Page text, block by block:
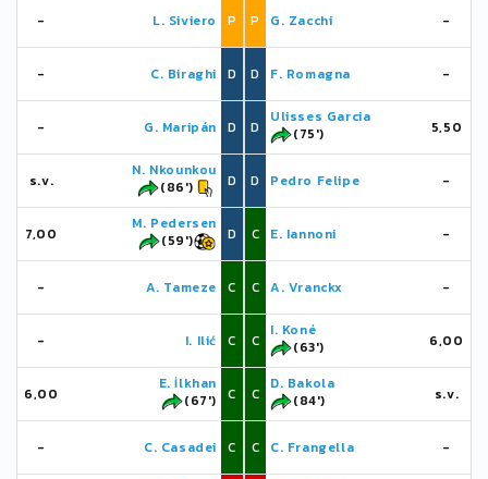
- L. Siviero P
- C. Biraghi D
- G. Maripán D
s.v.
N. Nkounkou
(86')
D
7,00
M. Pedersen
(59')
D
- A. Tameze C
- I. Ilić C
6,00
E. İlkhan
(67')
C
- C. Casadei C
P G. Zacchi -
D F. Romagna -
D
Ulisses Garcia
(75')
5,50
D Pedro Felipe -
C E. Iannoni -
C A. Vranckx -
C
I. Koné
(63')
6,00
C
D. Bakola
(84')
s.v.
C C. Frangella -